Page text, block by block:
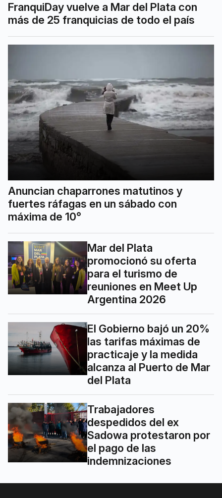
FranquiDay vuelve a Mar del Plata con
más de 25 franquicias de todo el país
Anuncian chaparrones matutinos y
fuertes ráfagas en un sábado con
máxima de 10°
Mar del Plata
promocionó su oferta
para el turismo de
reuniones en Meet Up
Argentina 2026
El Gobierno bajó un 20%
las tarifas máximas de
practicaje y la medida
alcanza al Puerto de Mar
del Plata
Trabajadores
despedidos del ex
Sadowa protestaron por
el pago de las
indemnizaciones